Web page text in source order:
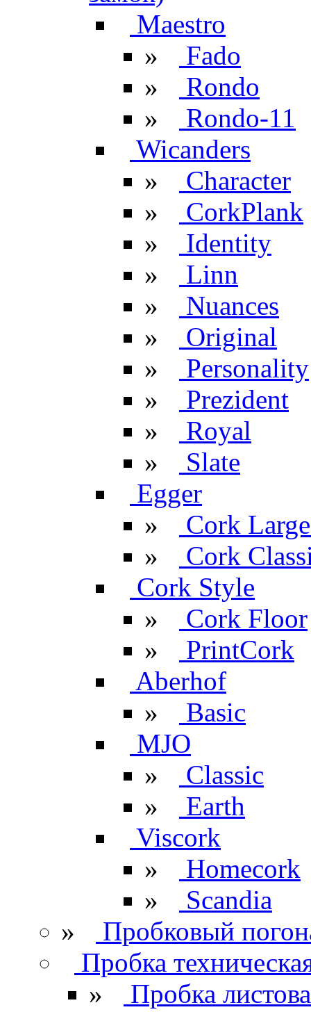
Maestro
»
Fado
»
Rondo
»
Rondo-11
Wicanders
»
Character
»
CorkPlank
»
Identity
»
Linn
»
Nuances
»
Original
»
Personality
»
Prezident
»
Royal
»
Slate
Egger
»
Cork
»
Cork
Cork Style
»
Cork Floor
»
PrintCork
Aberhof
»
Basic
MJO
»
Classic
»
Earth
Viscork
»
Homecork
»
Scandia
»
Пробковый
Пробка
»
Пробка